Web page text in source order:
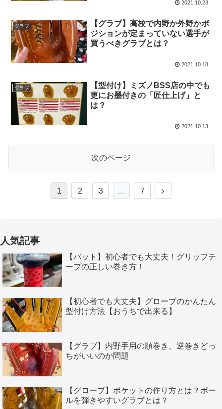
2021.10.23
グラブ
【グラブ】高校で内野か外野かポ
ジションが定まっていない選手が
買うべきグラブとは？
2021.10.18
グラブ
【型付け】ミズノBSS店の中でも
更にお墨付きの「匠仕上げ」と
は？
2021.10.13
次のページ
1 2 3 … 7
人気記事
【バット】初心者でも大丈夫！グリップテ
ープの正しい巻き方！
【初心者でも大丈夫】グローブのかんたん
型付け方法【おうちで出来る】
【グラブ】内野手用の順巻き、逆巻きどっ
ちがいいのか問題
【グローブ】ポケットの作り方とは？ボー
ルを弾きやすいグラブとは？